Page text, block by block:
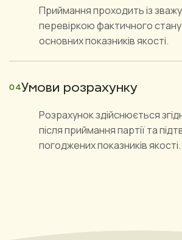
Приймання проходить із
перевіркою фактичного стану
основних показників якості.
04Умови розрахунку
Розрахунок здійснюється
після приймання партії та
погоджених показників якості.